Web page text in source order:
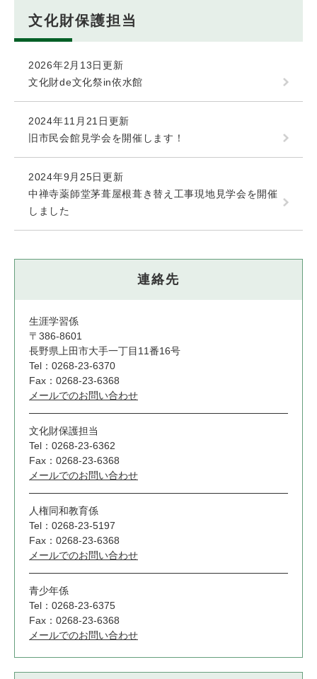
文化財保護担当
2026年2月13日更新
文化財de文化祭in依水館
2024年11月21日更新
旧市民会館見学会を開催します！
2024年9月25日更新
中禅寺薬師堂茅葺屋根葺き替え工事現地見学会を開催
しました
連絡先
生涯学習係
〒386-8601
長野県上田市大手一丁目11番16号
Tel：0268-23-6370
Fax：0268-23-6368
メールでのお問い合わせ
文化財保護担当
Tel：0268-23-6362
Fax：0268-23-6368
メールでのお問い合わせ
人権同和教育係
Tel：0268-23-5197
Fax：0268-23-6368
メールでのお問い合わせ
青少年係
Tel：0268-23-6375
Fax：0268-23-6368
メールでのお問い合わせ